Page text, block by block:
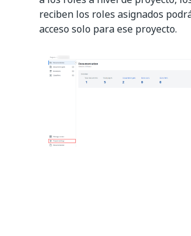
reciben los roles asignados
acceso solo para ese proyecto.